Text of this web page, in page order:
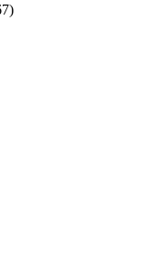
67)